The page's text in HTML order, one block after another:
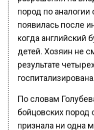
пород по
появилась после
когда английский
детей. Хозяин не
результате
По словам
бойцовских пород
признала ни одна